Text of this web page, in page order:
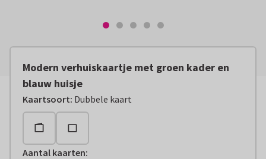
Modern verhuiskaartje met groen kader en
blauw huisje
Kaartsoort: Dubbele kaart
Aantal kaarten: